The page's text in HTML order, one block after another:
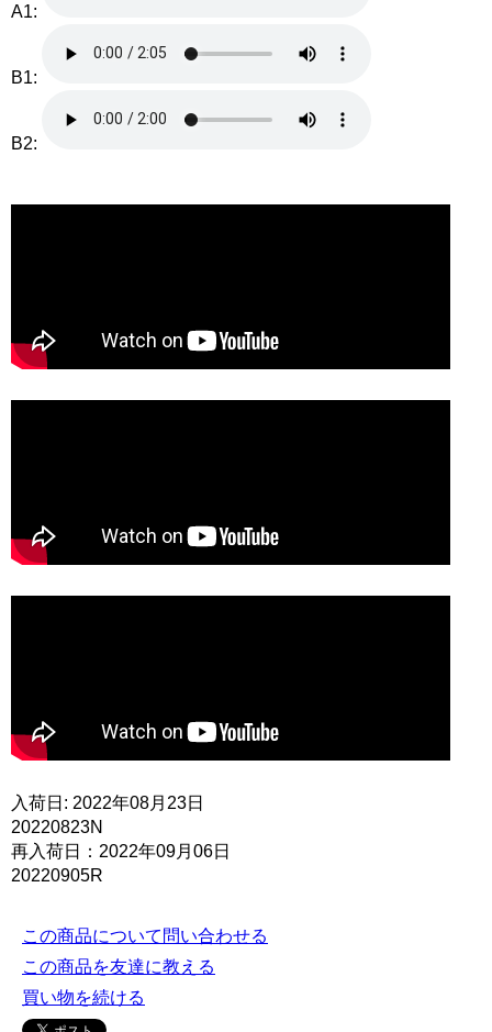
A1:
B1:
B2:
入荷日: 2022年08月23日
20220823N
再入荷日：2022年09月06日
20220905R
この商品について問い合わせる
この商品を友達に教える
買い物を続ける